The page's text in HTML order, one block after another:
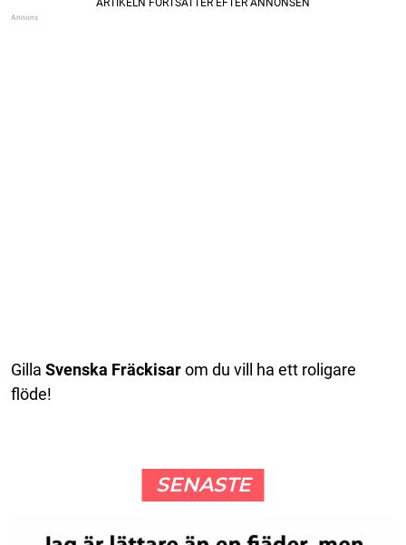
Gilla Svenska Fräckisarom du vill ha ett roligare
flöde!
SENASTE